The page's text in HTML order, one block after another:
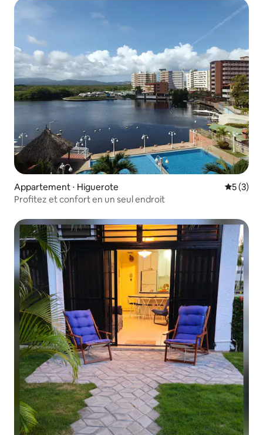
Appartement ⋅ Higuerote
5 (3)
Profitez et confort en un seul endroit